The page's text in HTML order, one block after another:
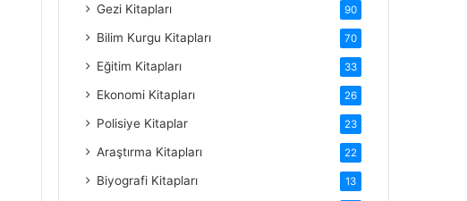
Gezi Kitapları 90
Bilim Kurgu Kitapları 70
Eğitim Kitapları 33
Ekonomi Kitapları 26
Polisiye Kitaplar 23
Araştırma Kitapları 22
Biyografi Kitapları 13